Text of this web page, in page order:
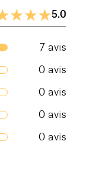
5.0
7 avis
0 avis
0 avis
0 avis
0 avis